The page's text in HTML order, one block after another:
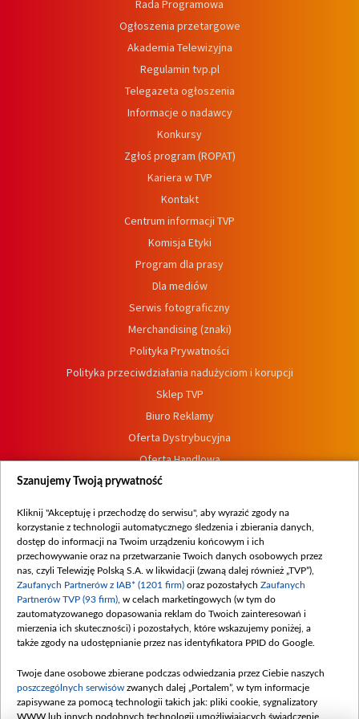
Rada Programowa
Ogłoszenia przetargowe
Akademia Telewizyjna
Regulamin tvp.pl
Telegazeta ogłoszenia
Informacje o nadawcy
Konkursy
Zgłoś program (ROPAT)
Kariera w TVP
Kontakt
Centrum informacji TVP
Komisja Etyki
Program dla prasy
Dla mediów
Serwis fotograficzny
Merchandising (znaki)
Polityka Prywatności
Polityka przeciwdziałania nadużyciom i korupcji
Sklep TVP
Biuro Reklamy
Oferta Dystrybucyjna
Oferta Handlowa
Dostępność
Procedura zgłoszeń wewnętrznych
Szanujemy Twoją prywatność
Kliknij "Akceptuję i przechodzę do serwisu", aby wyrazić zgody na
korzystanie z technologii automatycznego śledzenia i zbierania danych,
dostęp do informacji na Twoim urządzeniu końcowym i ich
przechowywanie oraz na przetwarzanie Twoich danych osobowych przez
nas, czyli Telewizję Polską S.A. w likwidacji (zwaną dalej również „TVP”),
Zaufanych Partnerów z IAB* (1201 firm) oraz pozostałych Zaufanych
Partnerów TVP (93 firm) , w celach marketingowych (w tym do
zautomatyzowanego dopasowania reklam do Twoich zainteresowań i
mierzenia ich skuteczności) i pozostałych, które wskazujemy poniżej, a
także zgody na udostępnianie przez nas identyfikatora PPID do Google.
Twoje dane osobowe zbierane podczas odwiedzania przez Ciebie naszych
poszczególnych serwisów zwanych dalej „Portalem”, w tym informacje
zapisywane za pomocą technologii takich jak: pliki cookie, sygnalizatory
WWW lub innych podobnych technologii umożliwiających świadczenie